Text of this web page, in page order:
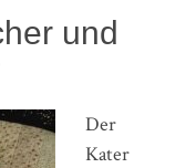
und
Der
Kater